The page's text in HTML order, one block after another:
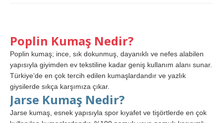
Poplin Kumaş Nedir?
Poplin kumaş; ince, sık dokunmuş, dayanıklı ve nefes alabilen
yapısıyla giyimden ev tekstiline kadar geniş kullanım alanı sunar.
Türkiye’de en çok tercih edilen kumaşlardandır ve yazlık
giysilerde sıkça karşımıza çıkar.
Jarse Kumaş Nedir?
Jarse kumaş, esnek yapısıyla spor kıyafet ve tişörtlerde en çok